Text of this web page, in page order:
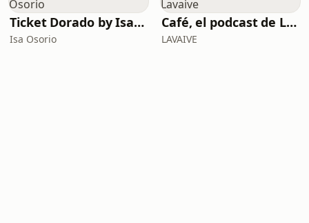
Ticket Dorado by Isa Osorio
Isa Osorio
Café, el podcast de Lavaive
LAVAIVE